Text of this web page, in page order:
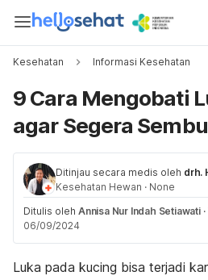
Kesehatan Informasi Kesehatan
9 Cara Mengobati
agar Segera
Ditinjau secara medis oleh drh.
Kesehatan Hewan · None
Ditulis oleh Annisa Nur Indah Setiawati ·
06/09/2024
Luka pada kucing bisa terjadi